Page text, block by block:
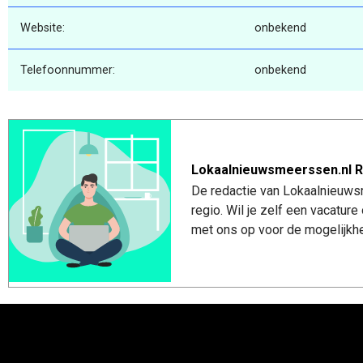
Website: onbekend
Telefoonnummer: onbekend
Lokaalnieuwsmeerssen.nl
De redactie van
regio. Wil je zelf een
met ons op voor de